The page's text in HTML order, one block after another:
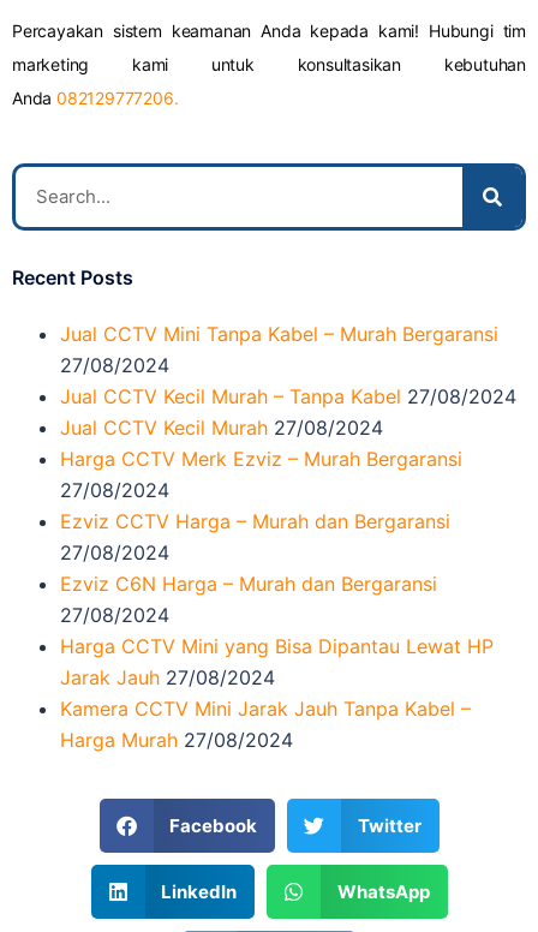
Percayakan sistem keamanan Anda kepada kami! Hubungi tim
marketing kami untuk konsultasikan kebutuhan
Anda 082129777206.
Recent Posts
Jual CCTV Mini Tanpa Kabel – Murah Bergaransi
27/08/2024
Jual CCTV Kecil Murah – Tanpa Kabel 27/08/2024
Jual CCTV Kecil Murah 27/08/2024
Harga CCTV Merk Ezviz – Murah Bergaransi
27/08/2024
Ezviz CCTV Harga – Murah dan Bergaransi
27/08/2024
Ezviz C6N Harga – Murah dan Bergaransi
27/08/2024
Harga CCTV Mini yang Bisa Dipantau Lewat HP
Jarak Jauh 27/08/2024
Kamera CCTV Mini Jarak Jauh Tanpa Kabel –
Harga Murah 27/08/2024
Facebook Twitter
LinkedIn WhatsApp